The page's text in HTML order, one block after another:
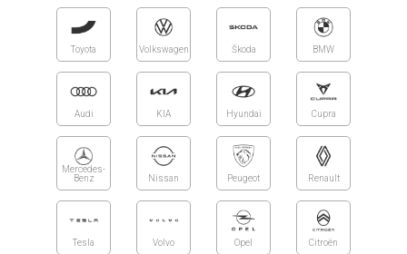
Toyota Volkswagen Škoda BMW
Audi KIA Hyundai Cupra
Mercedes-
Benz
Nissan Peugeot Renault
Tesla Volvo Opel Citroën